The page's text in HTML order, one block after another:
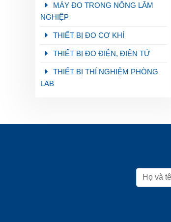
MÁY ĐO TRONG NÔNG LÂM
NGHIỆP
THIẾT BỊ ĐO CƠ KHÍ
THIẾT BỊ ĐO ĐIỆN, ĐIỆN TỬ
THIẾT BỊ THÍ NGHIỆM PHÒNG
LAB